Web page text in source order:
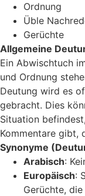
Ordnung
Üble
Gerüchte
Allgemeine
Ein Abwischtuch
und Ordnung
Deutung wird es
gebracht. Dies
Situation
Kommentare gibt,
Synonyme
Arabisch:
Europäisch:
Gerüchte,